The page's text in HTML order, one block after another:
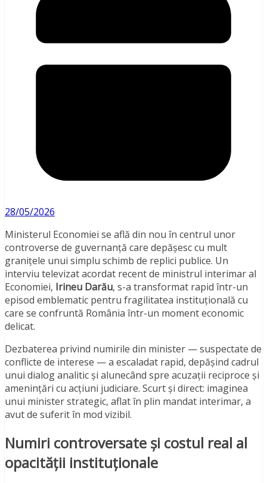
28/05/2026
Ministerul Economiei se află din nou în centrul unor
controverse de guvernanță care depășesc cu mult
granițele unui simplu schimb de replici publice. Un
interviu televizat acordat recent de ministrul interimar al
Economiei, Irineu Darău, s-a transformat rapid într-un
episod emblematic pentru fragilitatea instituțională cu
care se confruntă România într-un moment economic
delicat.
Dezbaterea privind numirile din minister — suspectate de
conflicte de interese — a escaladat rapid, depășind cadrul
unui dialog analitic și alunecând spre acuzații reciproce și
amenințări cu acțiuni judiciare. Scurt și direct: imaginea
unui minister strategic, aflat în plin mandat interimar, a
avut de suferit în mod vizibil.
Numiri controversate și costul real al
opacității instituționale